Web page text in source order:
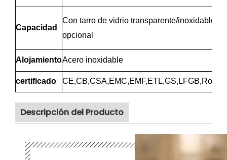
Capacidad
Con tarro de vidrio transparente/inoxidable/
opcional
AlojamientoAcero inoxidable
certificado
Descripción del Producto